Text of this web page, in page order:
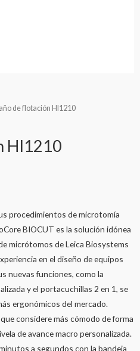
de flotación HI1210
HI1210
procedimientos de microtomía
BIOCUT es la solución idónea
micrótomos de Leica Biosystems
en el diseño de equipos
nuevas funciones, como la
y el portacuchillas 2 en 1, se
ergonómicos del mercado.
considere más cómodo de forma
de avance macro personalizada.
a segundos con la bandeja